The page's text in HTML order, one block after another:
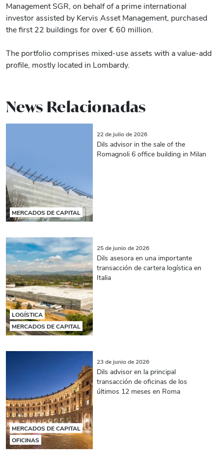
Management SGR, on behalf of a prime international
investor assisted by Kervis Asset Management, purchased
the first 22 buildings for over € 60 million.
The portfolio comprises mixed-use assets with a value-add
profile, mostly located in Lombardy.
News Relacionadas
MERCADOS DE CAPITAL
22 de julio de 2026
Dils advisor in the sale of the
Romagnoli 6 office building in Milan
LOGÍSTICA
MERCADOS DE CAPITAL
25 de junio de 2026
Dils asesora en una importante
transacción de cartera logística en
Italia
MERCADOS DE CAPITAL
OFICINAS
23 de junio de 2026
Dils advisor en la principal
transacción de oficinas de los
últimos 12 meses en Roma